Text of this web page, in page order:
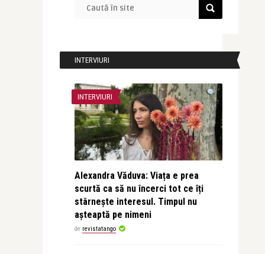
INTERVIURI
INTERVIURI
Alexandra Văduva: Viața e prea
scurtă ca să nu încerci tot ce îți
stârnește interesul. Timpul nu
așteaptă pe nimeni
de revistatango